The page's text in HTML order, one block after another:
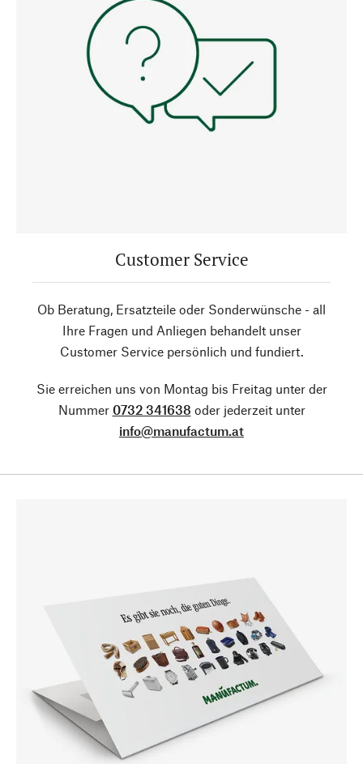
Customer Service
Ob Beratung, Ersatzteile oder Sonderwünsche - all
Ihre Fragen und Anliegen behandelt unser
Customer Service persönlich und fundiert.
Sie erreichen uns von Montag bis Freitag unter der
Nummer 0732 341638 oder jederzeit unter
info@manufactum.at